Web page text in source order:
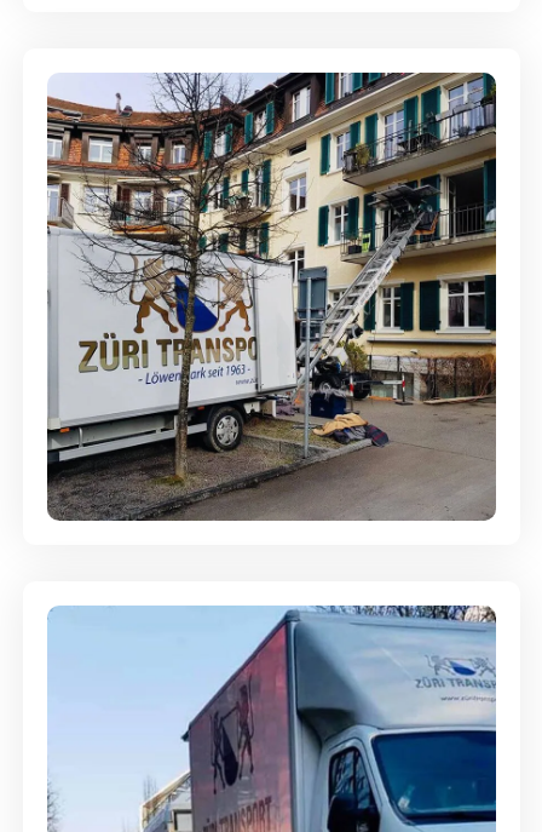
Entsorgung & Räumung